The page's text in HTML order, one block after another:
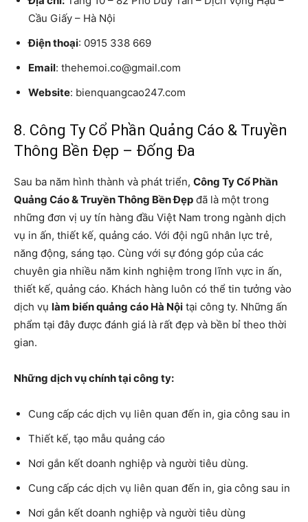
Cầu Giấy – Hà Nội
Điện thoại: 0915 338 669
Email: thehemoi.co@gmail.com
Website: bienquangcao247.com
8. Công Ty Cổ Phần Quảng Cáo & Truyền
Thông Bền Đẹp – Đống Đa
Sau ba năm hình thành và phát triển, Công Ty Cổ Phần
Quảng Cáo & Truyền Thông Bền Đẹp đã là một trong
những đơn vị uy tín hàng đầu Việt Nam trong ngành dịch
vụ in ấn, thiết kế, quảng cáo. Với đội ngũ nhân lực trẻ,
năng động, sáng tạo. Cùng với sự đóng góp của các
chuyên gia nhiều năm kinh nghiệm trong lĩnh vực in ấn,
thiết kế, quảng cáo. Khách hàng luôn có thể tin tưởng vào
dịch vụ làm biển quảng cáo Hà Nội tại công ty. Những ấn
phẩm tại đây được đánh giá là rất đẹp và bền bỉ theo thời
gian.
Những dịch vụ chính tại công ty:
Cung cấp các dịch vụ liên quan đến in, gia công sau in
Thiết kế, tạo mẫu quảng cáo
Nơi gắn kết doanh nghiệp và người tiêu dùng.
Cung cấp các dịch vụ liên quan đến in, gia công sau in
Nơi gắn kết doanh nghiệp và người tiêu dùng